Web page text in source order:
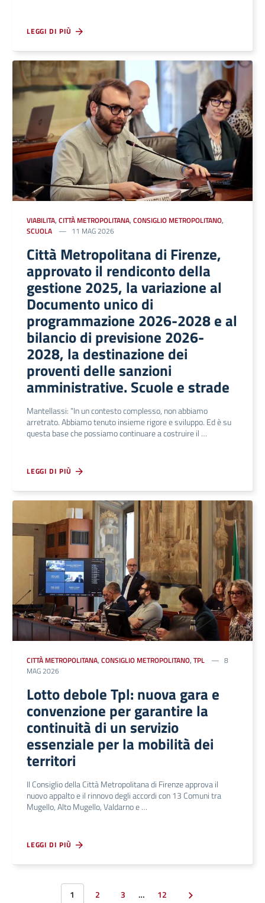
LEGGI DI PIÙ
VIABILITA, CITTÀ METROPOLITANA, CONSIGLIO METROPOLITANO,
SCUOLA
11 MAG 2026
Città Metropolitana di Firenze,
approvato il rendiconto della
gestione 2025, la variazione al
Documento unico di
programmazione 2026-2028 e al
bilancio di previsione 2026-
2028, la destinazione dei
proventi delle sanzioni
amministrative. Scuole e strade
Mantellassi: “In un contesto complesso, non abbiamo
arretrato. Abbiamo tenuto insieme rigore e sviluppo. Ed è su
questa base che possiamo continuare a costruire il …
LEGGI DI PIÙ
CITTÀ METROPOLITANA, CONSIGLIO METROPOLITANO, TPL
8
MAG 2026
Lotto debole Tpl: nuova gara e
convenzione per garantire la
continuità di un servizio
essenziale per la mobilità dei
territori
Il Consiglio della Città Metropolitana di Firenze approva il
nuovo appalto e il rinnovo degli accordi con 13 Comuni tra
Mugello, Alto Mugello, Valdarno e …
LEGGI DI PIÙ
1 2 3 … 12